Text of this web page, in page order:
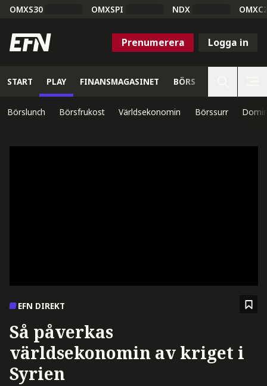
OMXS30 OMXSPI NDX
Prenumerera Logga in
START PLAY FINANSMAGASINET BÖRS
Börslunch Börsfrukost Världsekonomin Börssurr
EFN DIREKT
Så påverkas
världsekonomin av kriget i
Syrien